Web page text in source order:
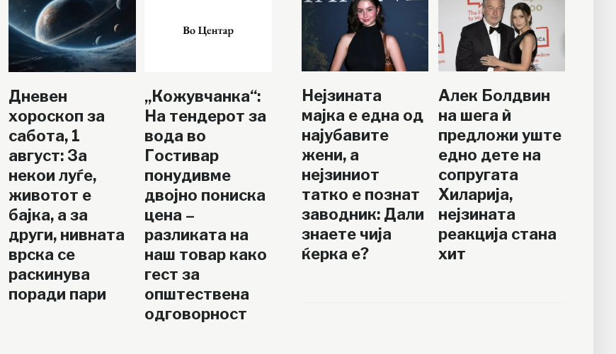
Дневен
хороскоп за
сабота, 1
август: За
некои луѓе,
животот е
бајка, а за
други, нивната
врска се
раскинува
поради пари
„Кожувчанка“:
На тендерот за
вода во
Гостивар
понудивме
двојно пониска
цена –
разликата на
наш товар како
гест за
општествена
одговорност
Нејзината
мајка е една од
најубавите
жени, а
нејзиниот
татко е познат
заводник: Дали
знаете чија
ќерка е?
Алек Болдвин
на шега ѝ
предложи уште
едно дете на
сопругата
Хиларија,
нејзината
реакција стана
хит